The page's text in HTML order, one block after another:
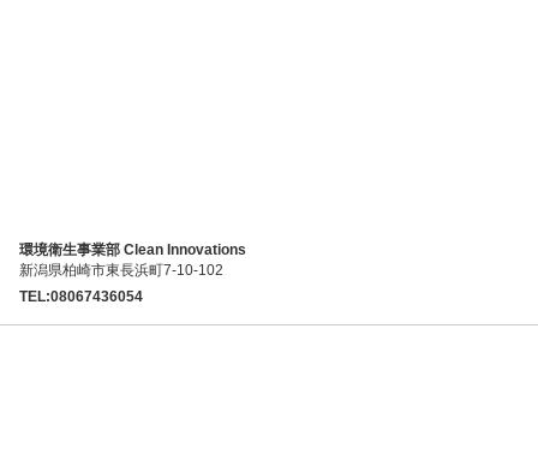
環境衛生事業部 Clean Innovations
新潟県柏崎市東長浜町7-10-102
TEL:08067436054